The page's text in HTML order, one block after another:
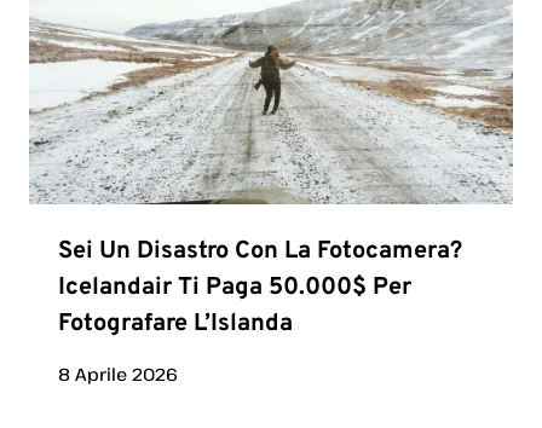
Sei Un Disastro Con La Fotocamera?
Icelandair Ti Paga 50.000$ Per
Fotografare L’Islanda
8 Aprile 2026